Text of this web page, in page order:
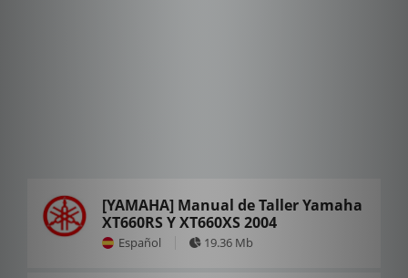
[YAMAHA] Manual de Taller Yamaha
XT660RS Y XT660XS 2004
Español 19.36 Mb